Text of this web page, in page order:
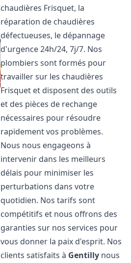
chaudières Frisquet, la
réparation de chaudières
défectueuses, le dépannage
d'urgence 24h/24, 7j/7. Nos
plombiers sont formés pour
travailler sur les chaudières
Frisquet et disposent des outils
et des pièces de rechange
nécessaires pour résoudre
rapidement vos problèmes.
Nous nous engageons à
intervenir dans les meilleurs
délais pour minimiser les
perturbations dans votre
quotidien. Nos tarifs sont
compétitifs et nous offrons des
garanties sur nos services pour
vous donner la paix d'esprit. Nos
clients satisfaits à Gentilly nous